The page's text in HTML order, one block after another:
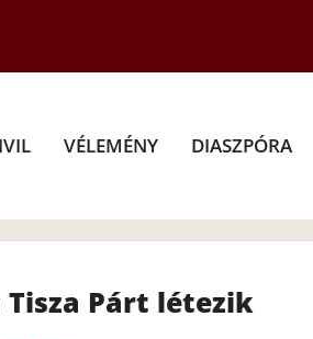
VÉLEMÉNY DIASZPÓRA
Tisza Párt létezik